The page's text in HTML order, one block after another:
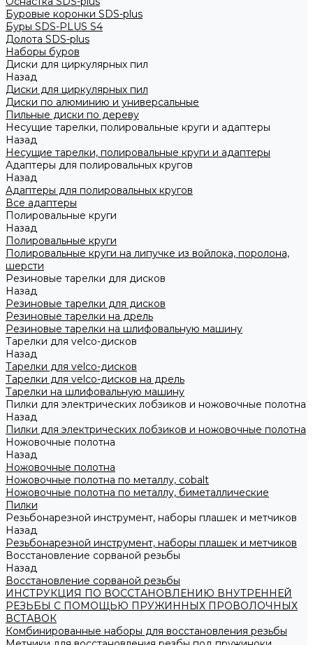
Буровые коронки SDS-plus
Буры SDS-PLUS S4
Долота SDS-plus
Наборы буров
Диски для циркулярных пил
Назад
Диски для циркулярных пил
Диски по алюминию и универсальные
Пильные диски по дереву
Несущие тарелки, полировальные круги и адаптеры
Назад
Несущие тарелки, полировальные круги и адаптеры
Адаптеры для полировальных кругов
Назад
Адаптеры для полировальных кругов
Все адаптеры
Полировальные круги
Назад
Полировальные круги
Полировальные круги на липучке из войлока, поролона,
шерсти
Резиновые тарелки для дисков
Назад
Резиновые тарелки для дисков
Резиновые тарелки на дрель
Резиновые тарелки на шлифовальную машину
Тарелки для velco-дисков
Назад
Тарелки для velco-дисков
Тарелки для velco-дисков на дрель
Тарелки на шлифовальную машину
Пилки для электрических лобзиков и ножовочные полотна
Назад
Пилки для электрических лобзиков и ножовочные полотна
Ножовочные полотна
Назад
Ножовочные полотна
Ножовочные полотна по металлу, cobalt
Ножовочные полотна по металлу, биметаллические
Пилки
Резьбонарезной инструмент, наборы плашек и метчиков
Назад
Резьбонарезной инструмент, наборы плашек и метчиков
Восстановление сорваной резьбы
Назад
Восстановление сорваной резьбы
ИНСТРУКЦИЯ ПО ВОССТАНОВЛЕНИЮ ВНУТРЕННЕЙ
РЕЗЬБЫ С ПОМОЩЬЮ ПРУЖИННЫХ ПРОВОЛОЧНЫХ
ВСТАВОК
Комбинированные наборы для восстановления резьбы